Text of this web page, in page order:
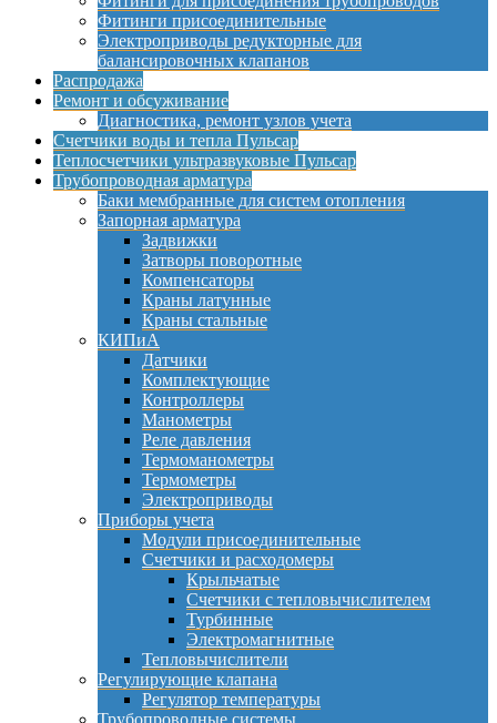
Фитинги присоединительные
Электроприводы редукторные для
балансировочных клапанов
Распродажа
Ремонт и обсуживание
Диагностика, ремонт узлов учета
Счетчики воды и тепла Пульсар
Теплосчетчики ультразвуковые Пульсар
Трубопроводная арматура
Баки мембранные для систем отопления
Запорная арматура
Задвижки
Затворы поворотные
Компенсаторы
Краны латунные
Краны стальные
КИПиА
Датчики
Комплектующие
Контроллеры
Манометры
Реле давления
Термоманометры
Термометры
Электроприводы
Приборы учета
Модули присоединительные
Счетчики и расходомеры
Крыльчатые
Счетчики с тепловычислителем
Турбинные
Электромагнитные
Тепловычислители
Регулирующие клапана
Регулятор температуры
Трубопроводные системы